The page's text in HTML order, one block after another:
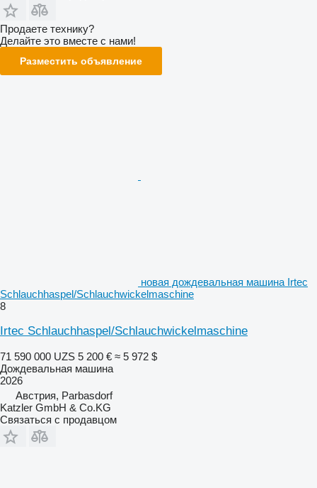
Продаете технику?
Делайте это вместе с нами!
Разместить объявление
новая дождевальная машина Irtec
Schlauchhaspel/Schlauchwickelmaschine
8
Irtec Schlauchhaspel/Schlauchwickelmaschine
71 590 000 UZS 5 200 € ≈ 5 972 $
Дождевальная машина
2026
Австрия, Parbasdorf
Katzler GmbH & Co.KG
Связаться с продавцом